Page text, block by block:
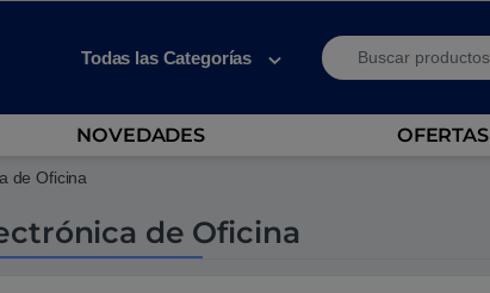
Todas las Categorías
Search for:
NOVEDADES OFERTAS
de Oficina
de Oficina